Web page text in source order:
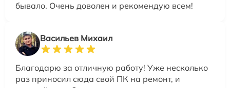
бывало. Очень доволен и рекомендую всем!
Васильев Михаил
Благодарю за отличную работу! Уже несколько
раз приносил сюда свой ПК на ремонт, и